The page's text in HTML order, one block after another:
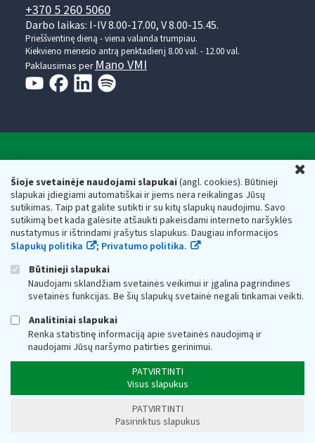
Šioje svetainėje naudojami slapukai(angl. cookies). Būtinieji
slapukai įdiegiami automatiškai ir jiems nėra reikalingas Jūsų
sutikimas. Taip pat galite sutikti ir su kitų slapukų naudojimu. Savo
sutikimą bet kada galėsite atšaukti pakeisdami interneto naršyklės
nustatymus ir ištrindami įrašytus slapukus. Daugiau informacijos
Slapukų politika
; Privatumo politika.
Būtinieji slapukai
Naudojami sklandžiam svetainės veikimui ir įgalina pagrindines
svetainės funkcijas. Be šių slapukų svetainė negali tinkamai veikti.
Analitiniai slapukai
Renka statistinę informaciją apie svetainės naudojimą ir
naudojami Jūsų naršymo patirties gerinimui.
PATVIRTINTI
Visus slapukus
PATVIRTINTI
Pasirinktus slapukus
+370 5 260 5060
Darbo laikas: I-IV 8.00-17.00, V 8.00-15.45.
Prieššventinę dieną - viena valanda trumpiau.
Kiekvieno mėnesio antrą penktadienį 8.00 val. - 12.00 val.
Paklausimas per Mano VMI
Respublikos finansų ministerijos
Biudžetinė įstaiga. Juridinio asmens kodas — 188659752,
adresas: Vasario 16-osios g. 14, 01107 Vilnius, Lietuva, el.paštas:
vmi@vmi.lt, E. pristatymo dėžutės adresas 188659752
Duomenys apie Valstybinę mokesčių inspekciją prie Lietuvos
Respublikos finansų ministerijos kaupiami ir saugomi Juridinių